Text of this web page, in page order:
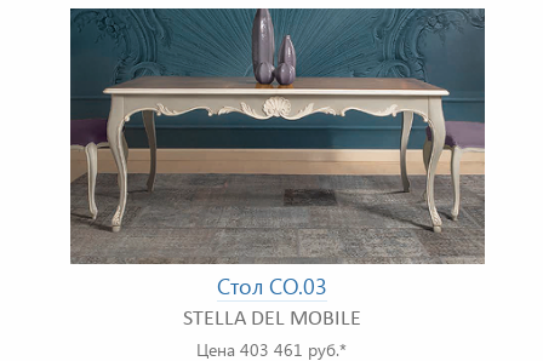
Стол CO.03
STELLA DEL MOBILE
Цена 403 461 руб.*